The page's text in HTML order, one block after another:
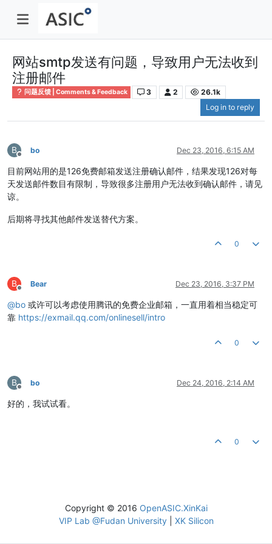
网站smtp发送有问题，导致用户无法收到
注册邮件
问题反馈 | Comments & Feedback 3 2
26.1k
Log in to reply
B
Offline
bo Dec 23, 2016, 6:15 AM
目前网站用的是126免费邮箱发送注册确认邮件，结果发现126对每
天发送邮件数目有限制，导致很多注册用户无法收到确认邮件，请见
谅。
后期将寻找其他邮件发送替代方案。
0
B
Offline
Bear Dec 23, 2016, 3:37 PM
@bo 或许可以考虑使用腾讯的免费企业邮箱，一直用着相当稳定可
靠 https://exmail.qq.com/onlinesell/intro
0
B
Offline
bo Dec 24, 2016, 2:14 AM
好的，我试试看。
0
Copyright © 2016 OpenASIC.XinKai
VIP Lab @Fudan University| XK Silicon